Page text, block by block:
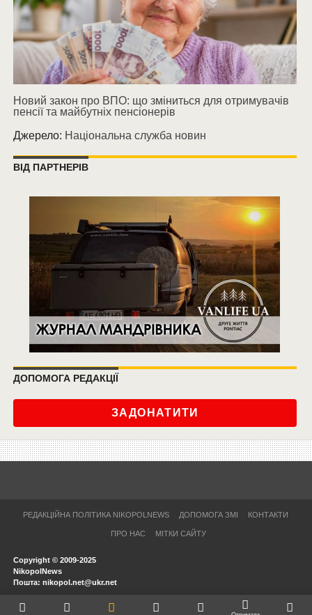
Новий закон про ВПО: що зміниться для отримувачів
пенсії та майбутніх пенсіонерів
Джерело: Національна служба новин
ВІД ПАРТНЕРІВ
ДОПОМОГА РЕДАКЦІЇ
ЗАДОНАТИТИ
РЕДАКЦІЙНА ПОЛІТИКА NIKOPOLNEWS ДОПОМОГА ЗМІ КОНТАКТИ
ПРО НАС МІТКИ САЙТУ
Copyright © 2009-2025
NikopolNews
Пошта: nikopol.net@ukr.net